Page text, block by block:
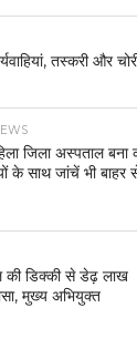
तस्करी और
जिला अस्पताल बना
के साथ जांचें भी बाहर
की डिक्की से डेढ़ लाख
मुख्य अभियुक्त